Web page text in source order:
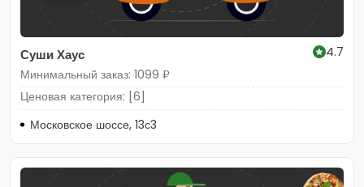
Суши Хаус
4.7
Минимальный заказ: 1099 ₽
Ценовая категория: [6]
Московское шоссе, 13с3